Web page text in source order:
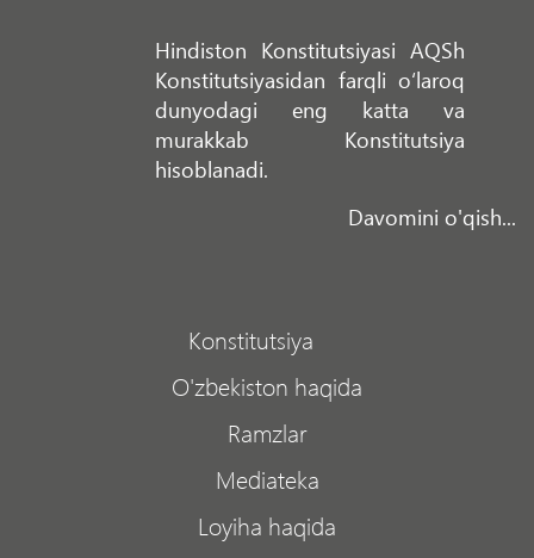
Hindiston Konstitutsiyasi AQSh
Konstitutsiyasidan farqli o‘laroq
dunyodagi eng katta va
murakkab Konstitutsiya
hisoblanadi.
Davomini o'qish...
Konstitutsiya
O'zbekiston haqida
Ramzlar
Mediateka
Loyiha haqida